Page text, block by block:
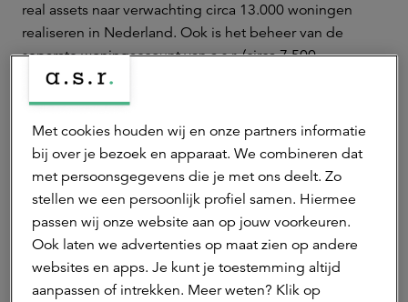
real assets naar verwachting circa 13.000 woningen
realiseren in Nederland. Ook is het beheer van de
separate woningaccount van a.s.r. (circa 7.500
woningen) ondergebracht binnen het platform.
a.s.r. real assets meer samenhang en één organisatie
met een geïntegreerde benadering van investeringen in
real assets, met behoud van bestaande mandaten,
governance structuren en toezicht.
Dick Gort, CEO a.s.r. real assets: “De afgelopen jaren
zijn wij uitgegroeid tot een breed platform voor
wereldwijde investeringen in vastgoed en infrastructuur.
Met cookies houden wij en onze partners informatie
bij over je bezoek en apparaat. We combineren dat
met persoonsgegevens die je met ons deelt. Zo
stellen we een persoonlijk profiel samen. Hiermee
passen wij onze website aan op jouw voorkeuren.
Ook laten we advertenties op maat zien op andere
websites en apps. Je kunt je toestemming altijd
aanpassen of intrekken. Meer weten? Klik op